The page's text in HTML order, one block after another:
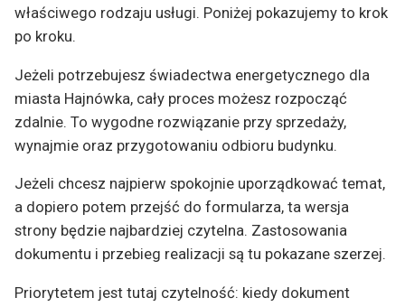
właściwego rodzaju usługi. Poniżej pokazujemy to krok
po kroku.
Jeżeli potrzebujesz świadectwa energetycznego dla
miasta Hajnówka, cały proces możesz rozpocząć
zdalnie. To wygodne rozwiązanie przy sprzedaży,
wynajmie oraz przygotowaniu odbioru budynku.
Jeżeli chcesz najpierw spokojnie uporządkować temat,
a dopiero potem przejść do formularza, ta wersja
strony będzie najbardziej czytelna. Zastosowania
dokumentu i przebieg realizacji są tu pokazane szerzej.
Priorytetem jest tutaj czytelność: kiedy dokument